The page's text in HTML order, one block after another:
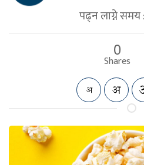
पढ्न लाग्ने समय :
0
Shares